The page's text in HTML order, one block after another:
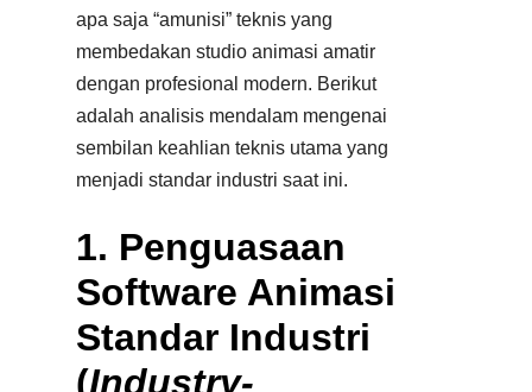
apa saja “amunisi” teknis yang
membedakan studio animasi amatir
dengan profesional modern. Berikut
adalah analisis mendalam mengenai
sembilan keahlian teknis utama yang
menjadi standar industri saat ini.
1. Penguasaan
Software Animasi
Standar Industri
(Industry-